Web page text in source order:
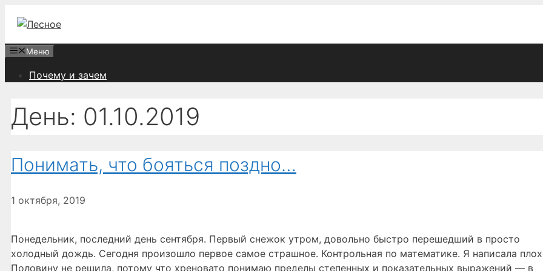
содержимому
Меню
Почему и зачем
День: 01.10.2019
Понимать, что бояться поздно…
1 октября, 2019
Понедельник, последний день сентября. Первый снежок утром, довольно быстро перешедший в просто
холодный дождь. Сегодня произошло первое самое страшное. Контрольная по математике. Я написала
Половину не решила, потому что хреновато понимаю пределы степенных и показательных выражений — в